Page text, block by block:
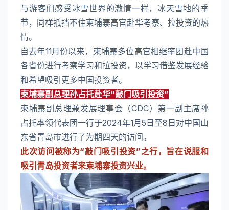
与游客们感受冰雪世界的激情一样，冰天雪地的季
节，同样抵挡不住柬埔寨高官赴华考察、拉投资的热
情。
自去年11月份以来，柬埔寨多位高官相继率团赴中国
各省份进行考察学习和拉投资，以学习借鉴发展经验
和希望吸引更多中国投资者。
柬埔寨副总理孙占托赴华“敲门吸引投资”
柬埔寨副总理兼发展理事会（CDC）第一副主席孙
占托率领代表团一行于2024年1月5日至8日对中国山
东省青岛市进行了为期四天的访问。
此次访问被称为“敲门吸引投资”之行，旨在说服和
吸引青岛投资者来柬埔寨投资兴业。